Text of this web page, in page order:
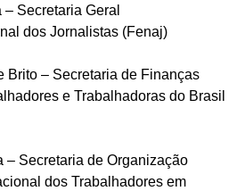
Secretaria Geral
dos Jornalistas (Fenaj)
Brito – Secretaria de Finanças
e Trabalhadoras do Brasil
– Secretaria de Organização
dos Trabalhadores em